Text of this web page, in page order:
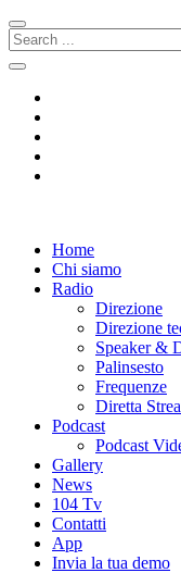
Skip
to
navigation
Skip
to
content
Search
for:
Radio 104
Like It !Home
Chi siamo
Radio
Direzione
Direzione
Speaker &
Palinsesto
Frequenze
Diretta
Podcast
Podcast
Gallery
News
104 Tv
Contatti
App
Invia la tua demo